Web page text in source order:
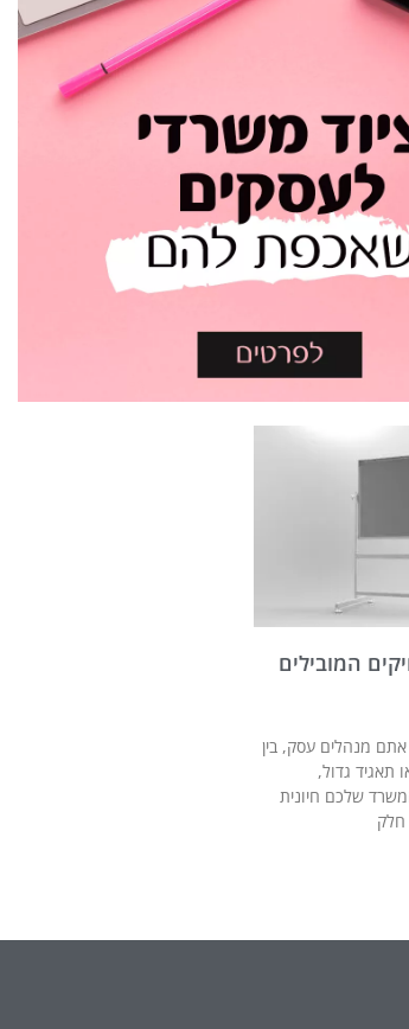
המובילים
מנהלים עסק, בין
תאגיד גדול,
שלכם חיונית
חלק